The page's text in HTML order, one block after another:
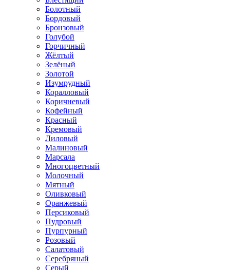
Болотный
Бордовый
Бронзовый
Голубой
Горчичный
Жёлтый
Зелёный
Золотой
Изумрудный
Коралловый
Коричневый
Кофейный
Красный
Кремовый
Лиловый
Малиновый
Марсала
Многоцветный
Молочный
Мятный
Оливковый
Оранжевый
Персиковый
Пудровый
Пурпурный
Розовый
Салатовый
Серебряный
Серый